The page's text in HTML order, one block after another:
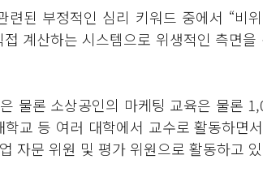
련된 부정적인 심리 키워드 중에서 “비
계산하는 시스템으로 위생적인 측면
물론 소상공인의 마케팅 교육은 물론
교 등 여러 대학에서 교수로 활동하
자문 위원 및 평가 위원으로 활동하고